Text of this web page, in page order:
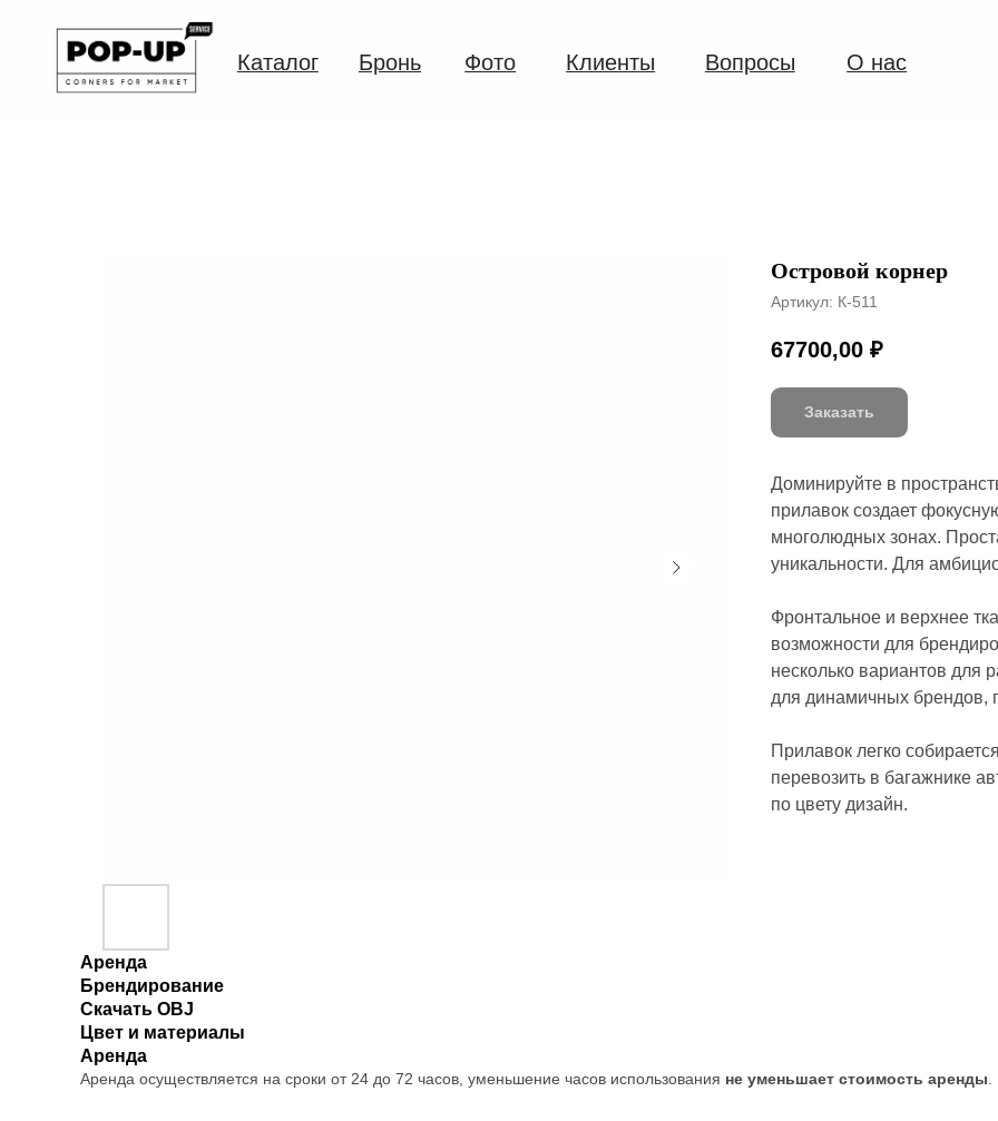
Каталог
70
Островой корнер
Артикул: К-511
67700,00 ₽
Заказать
Доминируйте в
прилавок создает
многолюдных зонах.
уникальности. Для
Фронтальное и верхнее
возможности для
несколько вариантов для
для динамичных брендов,
Прилавок легко
перевозить в багажнике
по цвету дизайн.
Аренда
Брендирование
Скачать OBJ
Цвет и материалы
Аренда
Аренда осуществляется на сроки от 24 до 72 часов, уменьшение часов использования не уменьшает стоимость аренды